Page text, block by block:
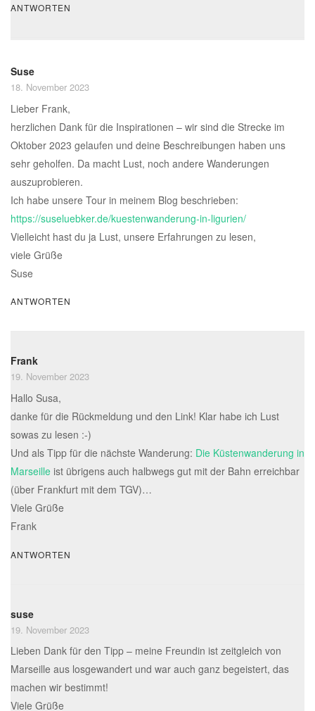
ANTWORTEN
Suse
18. November 2023
Lieber Frank,
herzlichen Dank für die Inspirationen – wir sind die Strecke im
Oktober 2023 gelaufen und deine Beschreibungen haben uns
sehr geholfen. Da macht Lust, noch andere Wanderungen
auszuprobieren.
Ich habe unsere Tour in meinem Blog beschrieben:
https://suseluebker.de/kuestenwanderung-in-ligurien/
Vielleicht hast du ja Lust, unsere Erfahrungen zu lesen,
viele Grüße
Suse
ANTWORTEN
Frank
19. November 2023
Hallo Susa,
danke für die Rückmeldung und den Link! Klar habe ich Lust
sowas zu lesen :-)
Und als Tipp für die nächste Wanderung: Die Küstenwanderung in
Marseille ist übrigens auch halbwegs gut mit der Bahn erreichbar
(über Frankfurt mit dem TGV)…
Viele Grüße
Frank
ANTWORTEN
suse
19. November 2023
Lieben Dank für den Tipp – meine Freundin ist zeitgleich von
Marseille aus losgewandert und war auch ganz begeistert, das
machen wir bestimmt!
Viele Grüße